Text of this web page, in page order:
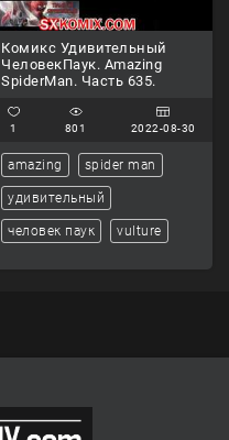
Комикс Удивительный
ЧеловекПаук. Amazing
SpiderMan. Часть 635.
1 801 2022-08-30
amazing spider man
удивительный
человек паук vulture